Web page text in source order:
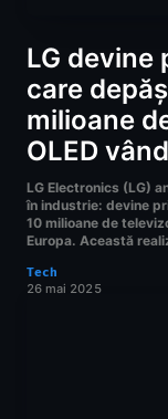
LG devine
care
milioane
OLED
LG Electronics (LG)
în industrie: devine
10 milioane de
Europa. Această
Tech
26 mai 2025